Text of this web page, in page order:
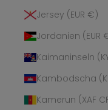
Jersey (EUR €)
Jordanien (EUR
Kaimaninseln
Kambodscha
Kamerun (XAF